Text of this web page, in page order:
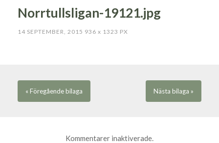
Norrtullsligan-19121.jpg
14 SEPTEMBER, 2015 936 x 1323 PX
« Föregåendebilaga Nästa bilaga »
Kommentarer inaktiverade.